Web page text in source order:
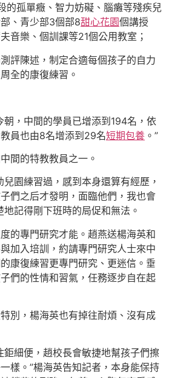
的孤單癥、智力妨礙、腦癱等殘疾兒
、青少部3個部8甜心花園個講授
音樂、個訓課等21個公用教室；
評陳述，制定合適每個孩子的自力
全的康復練習。
朝，中間的學員已增添到194名，依
員也由8名增添到29名短期包養 。”
間的特教教員之一。
兒園練習過，感到本身還算有經歷，
們之后才發明，面臨他們，我也會
記得剛下班時的局促和無法。
的專門研究才能。趙燕送楊海英和
加入培訓，約請專門研究人士來中
康復練習更專門研究、更迷信。垂
們的性情和習氣，任務逐步自在起
別，楊海英也有掉往耐煩、沒有成
鉅細便，趙校長會敏捷地幫孩子們擦
樣。”楊海英告知記者，本身能保持